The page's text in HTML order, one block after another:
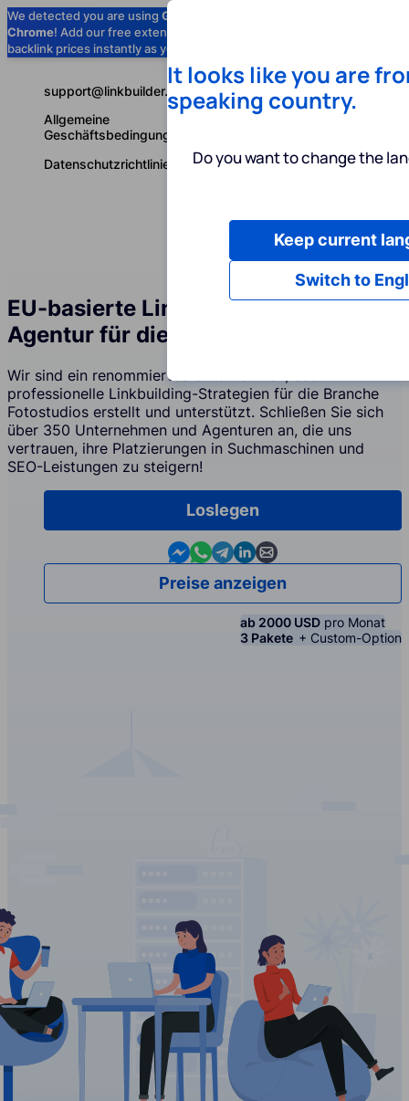
We detected you are using Google
Chrome! Add our free extension to check
backlink prices instantly as you browse.
Deutsch
support@linkbuilder.com
Allgemeine
Geschäftsbedingungen
Datenschutzrichtlinie
EU-basierte Linkbuilding-Services-
Agentur für die Branche Fotostudios
Wir sind ein renommiertes Unternehmen, das
professionelle Linkbuilding-Strategien für die Branche
Fotostudios erstellt und unterstützt. Schließen Sie sich
über 350 Unternehmen und Agenturen an, die uns
vertrauen, ihre Platzierungen in Suchmaschinen und
SEO-Leistungen zu steigern!
Loslegen
Contact us in Messenger
Contact us in WhatsApp
Contact us in Telegram
Contact us in Linkedin
Contact us by email
Preise anzeigen
ab 2000 USD pro Monat
3 Pakete + Custom-Option
It looks like you are
speaking country.
Do you want to change the
Switch to
Keep current